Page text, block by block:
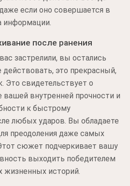
если оно совершается в
информации.
после ранения
застрелили, вы остались
это прекрасный,
Это свидетельствует о
вашей внутренней прочности и
к быстрому
любых ударов. Вы обладаете
преодоления даже самых
сюжет подчеркивает вашу
выходить победителем
жизненных историй.